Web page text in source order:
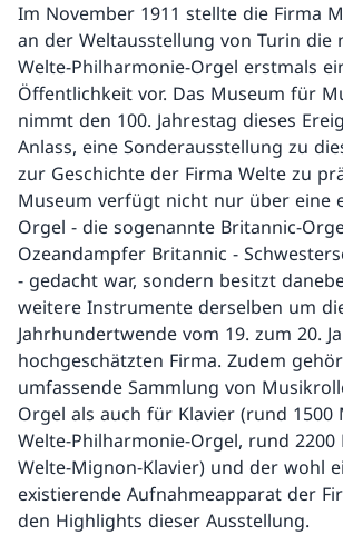
Im November 1911 stellte die Firma
an der Weltausstellung von Turin die
Welte-Philharmonie-Orgel erstmals
Öffentlichkeit vor. Das Museum für
nimmt den 100. Jahrestag dieses
Anlass, eine Sonderausstellung zu
zur Geschichte der Firma Welte zu
Museum verfügt nicht nur über eine
Orgel - die sogenannte Britannic-
Ozeandampfer Britannic -
- gedacht war, sondern besitzt
weitere Instrumente derselben um
Jahrhundertwende vom 19. zum 20.
hochgeschätzten Firma. Zudem
umfassende Sammlung von
Orgel als auch für Klavier (rund
Welte-Philharmonie-Orgel, rund 2200
Welte-Mignon-Klavier) und der wohl
existierende Aufnahmeapparat der
den Highlights dieser Ausstellung.